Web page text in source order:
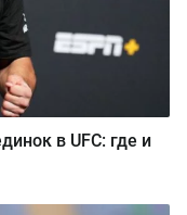
в UFC: где и